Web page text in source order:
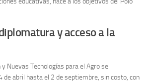
y acceso a la
Nuevas Tecnologías para el Agro se
de abril hasta el 2 de septiembre, sin costo, con